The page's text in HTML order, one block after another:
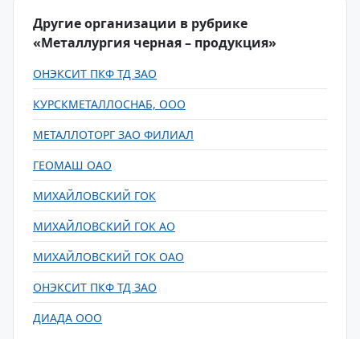
Другие организации в рубрике
«Металлургия черная – продукция»
ОНЭКСИТ ПКФ ТД ЗАО
КУРСКМЕТАЛЛОСНАБ, ООО
МЕТАЛЛОТОРГ ЗАО ФИЛИАЛ
ГЕОМАШ ОАО
МИХАЙЛОВСКИЙ ГОК
МИХАЙЛОВСКИЙ ГОК АО
МИХАЙЛОВСКИЙ ГОК ОАО
ОНЭКСИТ ПКФ ТД ЗАО
ДИАДА ООО